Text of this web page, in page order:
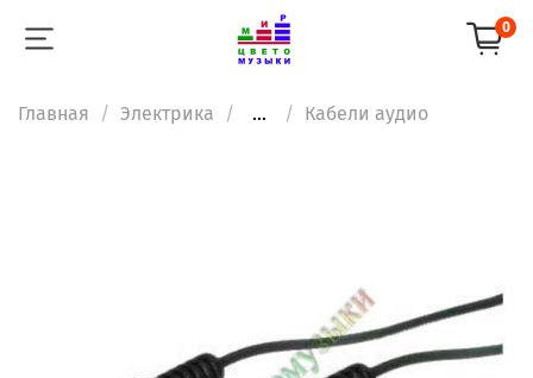
0
Главная Электрика ... Кабели аудио